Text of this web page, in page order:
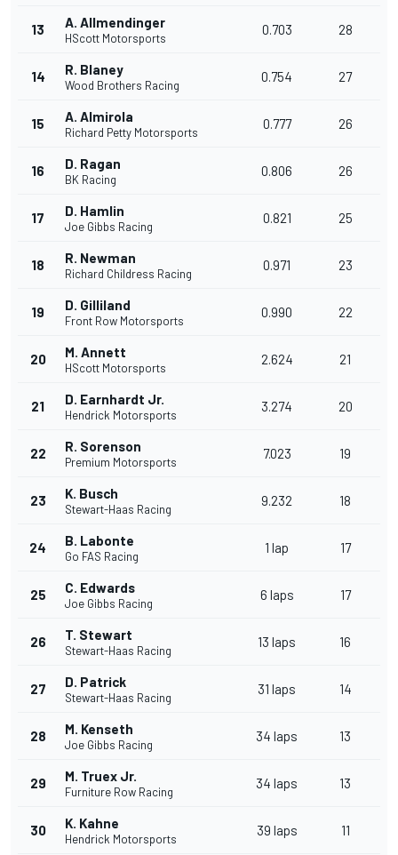
13 A. Allmendinger
HScott Motorsports
0.703 28
14 R. Blaney
Wood Brothers Racing
0.754 27
15 A. Almirola
Richard Petty Motorsports
0.777 26
16 D. Ragan
BK Racing
0.806 26
17 D. Hamlin
Joe Gibbs Racing
0.821 25
18 R. Newman
Richard Childress Racing
0.971 23
19 D. Gilliland
Front Row Motorsports
0.990 22
20 M. Annett
HScott Motorsports
2.624 21
21 D. Earnhardt Jr.
Hendrick Motorsports
3.274 20
22 R. Sorenson
Premium Motorsports
7.023 19
23 K. Busch
Stewart-Haas Racing
9.232 18
24 B. Labonte
Go FAS Racing
1 lap 17
25 C. Edwards
Joe Gibbs Racing
6 laps 17
26 T. Stewart
Stewart-Haas Racing
13 laps 16
27 D. Patrick
Stewart-Haas Racing
31 laps 14
28 M. Kenseth
Joe Gibbs Racing
34 laps 13
29 M. Truex Jr.
Furniture Row Racing
34 laps 13
30 K. Kahne
Hendrick Motorsports
39 laps 11